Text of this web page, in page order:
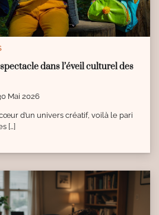
dans l’éveil culturel des
Mai 2026
d’un univers créatif, voilà le pari
[…]